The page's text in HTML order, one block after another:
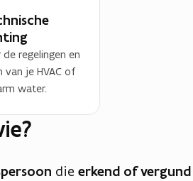
regelingen en
van je HVAC of
water.
die erkend of vergund